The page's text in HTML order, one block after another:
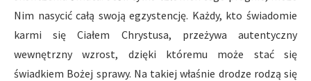
Nim nasycić całą swoją egzystencję. Każdy, kto świadomie
karmi się Ciałem Chrystusa, przeżywa autentyczny
wewnętrzny wzrost, dzięki któremu może stać się
świadkiem Bożej sprawy. Na takiej właśnie drodze rodzą się